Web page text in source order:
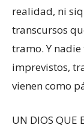
realidad, ni
transcursos
tramo. Y
imprevistos,
vienen como
UN DIOS QUE